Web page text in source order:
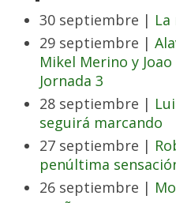
30 septiembre |
29 septiembre |
Mikel Merino y
Jornada 3
28 septiembre |
seguirá marcando
27 septiembre |
penúltima
26 septiembre |